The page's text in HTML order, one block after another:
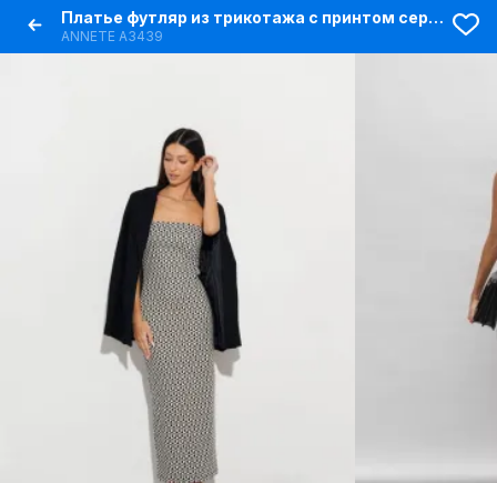
Платье футляр из трикотажа с принтом сердец и разрезом на заднем шве
ANNETE A3439